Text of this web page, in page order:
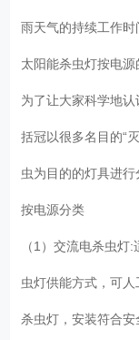
雨天气的持续工作
太阳能杀虫灯按电源
为了让大家科学地
括冠以很多名目的“
虫为目的的灯具进
按电源分类
（1）交流电杀虫
虫灯供能方式，可
杀虫灯，安装符合